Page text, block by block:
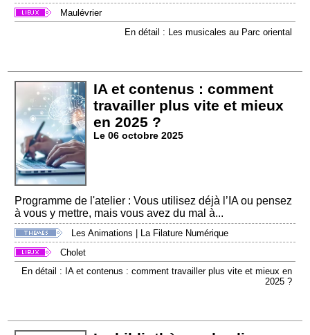
Maulévrier
En détail : Les musicales au Parc oriental
IA et contenus : comment
travailler plus vite et mieux
en 2025 ?
Le 06 octobre 2025
Programme de l'atelier : Vous utilisez déjà l’IA ou pensez
à vous y mettre, mais vous avez du mal à...
Les Animations
La Filature Numérique
Cholet
En détail : IA et contenus : comment travailler plus vite et mieux en
2025 ?